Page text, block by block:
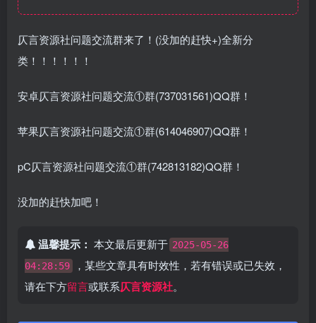
仄言资源社问题交流群来了！(没加的赶快+)全新分
类！！！！！！
安卓仄言资源社问题交流①群(737031561)QQ群！
苹果仄言资源社问题交流①群(614046907)QQ群！
pC仄言资源社问题交流①群(742813182)QQ群！
没加的赶快加吧！
温馨提示： 本文最后更新于 2025-05-26
04:28:59
，某些文章具有时效性，若有错误或已失效，
请在下方留言或联系仄言资源社。